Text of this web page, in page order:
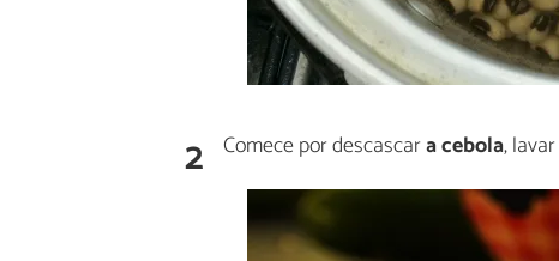
2 Comece por descascara cebola, lavar